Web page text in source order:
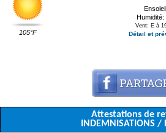
105°F
Humidité:
Vent: E à
Détail et
Attestations de
INDEMNISATIONS /